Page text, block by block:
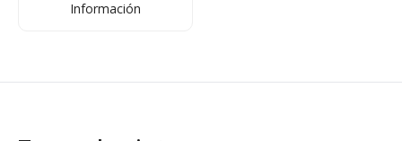
Información